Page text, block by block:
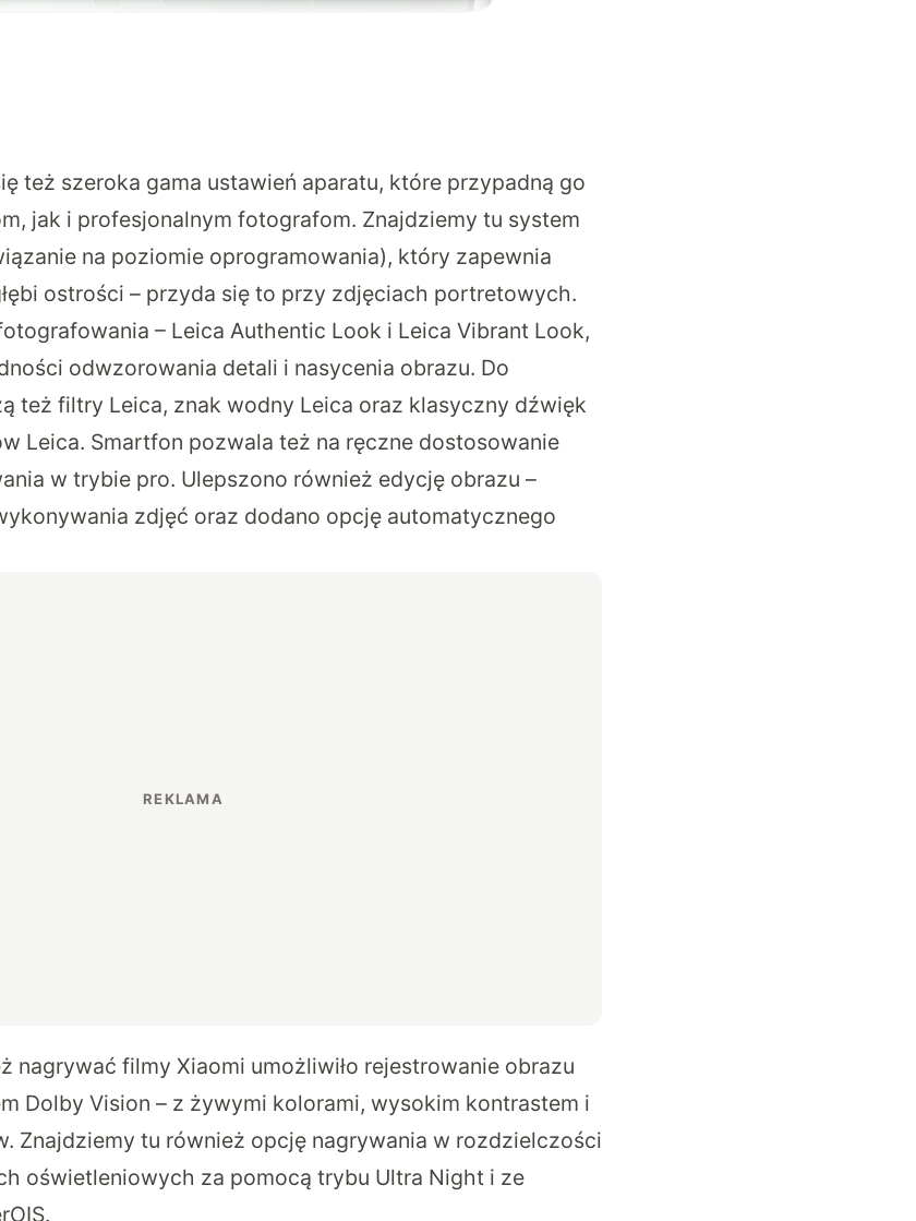
też szeroka gama ustawień aparatu, które przypadną go
jak i profesjonalnym fotografom. Znajdziemy tu system
na poziomie oprogramowania), który zapewnia
ostrości – przyda się to przy zdjęciach portretowych.
– Leica Authentic Look i Leica Vibrant Look,
odwzorowania detali i nasycenia obrazu. Do
też filtry Leica, znak wodny Leica oraz klasyczny dźwięk
Leica. Smartfon pozwala też na ręczne dostosowanie
w trybie pro. Ulepszono również edycję obrazu –
zdjęć oraz dodano opcję automatycznego
nagrywać filmy Xiaomi umożliwiło rejestrowanie obrazu
Dolby Vision – z żywymi kolorami, wysokim kontrastem i
Znajdziemy tu również opcję nagrywania w rozdzielczości
oświetleniowych za pomocą trybu Ultra Night i ze